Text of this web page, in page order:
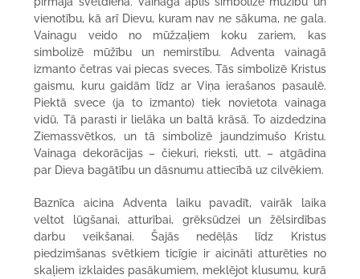
vienotību, kā arī Dievu, kuram nav ne sākuma, ne gala.
Vainagu veido no mūžzaļiem koku zariem, kas
simbolizē mūžību un nemirstību. Adventa vainagā
izmanto četras vai piecas sveces. Tās simbolizē Kristus
gaismu, kuru gaidām līdz ar Viņa ierašanos pasaulē.
Piektā svece (ja to izmanto) tiek novietota vainaga
vidū. Tā parasti ir lielāka un baltā krāsā. To aizdedzina
Ziemassvētkos, un tā simbolizē jaundzimušo Kristu.
Vainaga dekorācijas – čiekuri, rieksti, utt. – atgādina
par Dieva bagātību un dāsnumu attiecībā uz cilvēkiem.
Baznīca aicina Adventa laiku pavadīt, vairāk laika
veltot lūgšanai, atturībai, grēksūdzei un žēlsirdības
darbu veikšanai. Šajās nedēļās līdz Kristus
piedzimšanas svētkiem ticīgie ir aicināti atturēties no
skaļiem izklaides pasākumiem, meklējot klusumu, kurā